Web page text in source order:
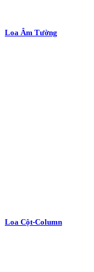
Loa Âm Tường
Loa Cột-Column